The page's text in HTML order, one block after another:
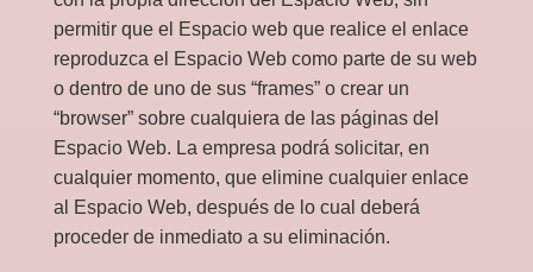
permitir que el Espacio web que realice el enlace
reproduzca el Espacio Web como parte de su web
o dentro de uno de sus “frames” o crear un
“browser” sobre cualquiera de las páginas del
Espacio Web. La empresa podrá solicitar, en
cualquier momento, que elimine cualquier enlace
al Espacio Web, después de lo cual deberá
proceder de inmediato a su eliminación.